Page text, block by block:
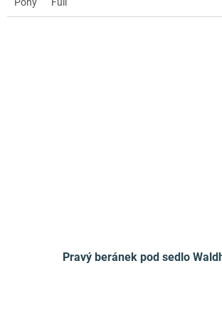
Pravý beránek pod sedlo